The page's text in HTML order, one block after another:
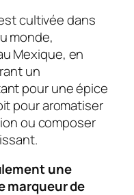
cultivée dans
monde,
Mexique, en
un
pour une épice
pour aromatiser
ou composer
une
marqueur de